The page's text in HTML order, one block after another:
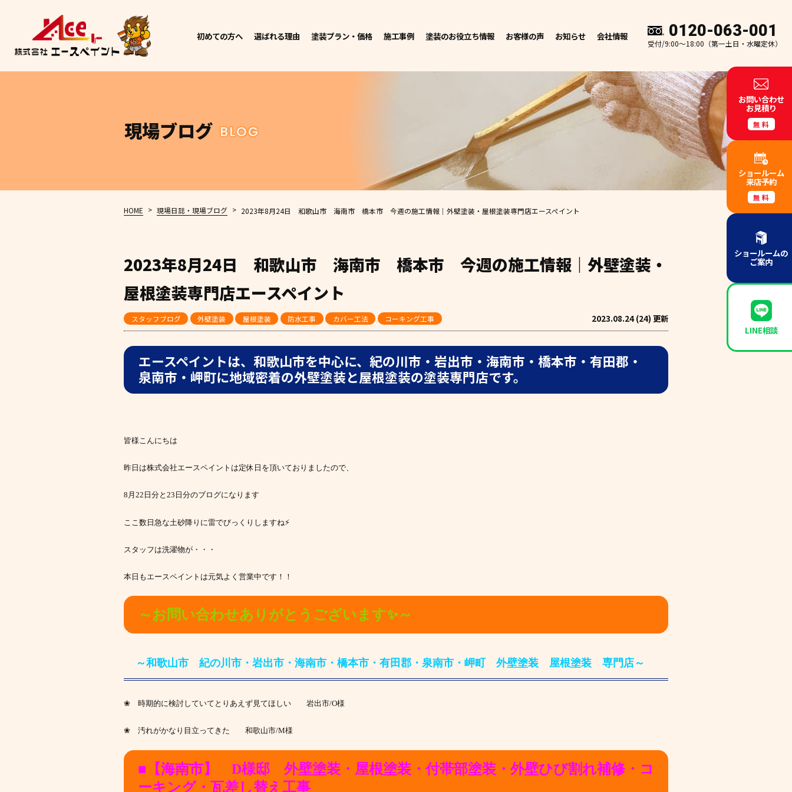
初めての方へ 選ばれる理由 塗装プラン・価格 施工事例 塗装のお役立ち情報 お客様の声 お知らせ 会社情報 0120-063-001
受付/9:00～18:00（第一土日・水曜定休）
現場ブログ BLOG
HOME > 現場日誌・現場ブログ > 2023年8月24日 和歌山市 海南市 橋本市 今週の施工情報｜外壁塗装・屋根塗装専門店エースペイント
2023年8月24日 和歌山市 海南市 橋本市 今週の施工情報｜外壁塗装・
屋根塗装専門店エースペイント
スタッフブログ 外壁塗装 屋根塗装 防水工事 カバー工法 コーキング工事 2023.08.24 (24) 更新
エースペイントは、和歌山市を中心に、紀の川市・岩出市・海南市・橋本市・有田郡・
泉南市・岬町に地域密着の外壁塗装と屋根塗装の塗装専門店です。
皆様こんにちは
昨日は株式会社エースペイントは定休日を頂いておりましたので、
8月22日分と23日分のブログになります
ここ数日急な土砂降りに雷でびっくりしますね⚡
スタッフは洗濯物が・・・
本日もエースペイントは元気よく営業中です！！
～お問い合わせありがとうございます✨～
～和歌山市 紀の川市・岩出市・海南市・橋本市・有田郡・泉南市・岬町 外壁塗装 屋根塗装 専門店～
❀ 時期的に検討していてとりあえず見てほしい 岩出市/O様
❀ 汚れがかなり目立ってきた 和歌山市/M様
■【海南市】 D様邸 外壁塗装・屋根塗装・付帯部塗装・外壁ひび割れ補修・コ
ーキング・瓦差し替え工事
お問い合わせ
お見積り
無料
ショールーム
来店予約
無料
ショールームの
ご案内
LINE相談